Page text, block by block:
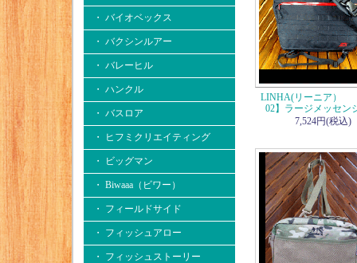
・ バイオベックス
・ バクシンルアー
・ バレーヒル
・ ハンクル
・ バスロア
・ ヒフミクリエイティング
・ ビッグマン
・ Biwaaa（ビワー）
・ フィールドサイド
・ フィッシュアロー
・ フィッシュストーリー
LINHA(リーニア）
02】ラージメッセン
7,524円(税込)